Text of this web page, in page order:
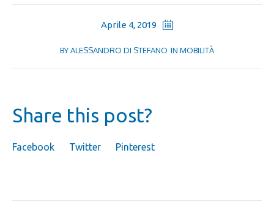
Aprile 4, 2019
BYALESSANDRO DI STEFANO IN MOBILITÀ
Share this post?
Facebook Twitter Pinterest